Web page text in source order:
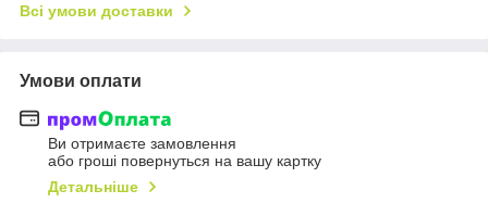
Всі умови доставки
Умови оплати
Ви отримаєте замовлення
або гроші повернуться на вашу картку
Детальніше